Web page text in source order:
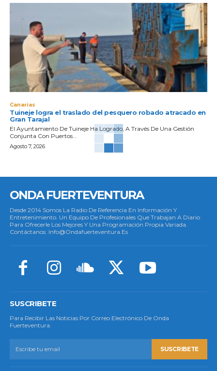
Canarias
Tuineje logra el traslado del pesquero robado atracado en
Gran Tarajal
El Ayuntamiento De Tuineje Ha Logrado, A Través De Una Gestión
Conjunta Con Puertos...
Agosto 7, 2026
ONDA FUERTEVENTURA
Desde 2014 Somos La Radio De Referencia En Información Y
Entretenimiento. Un Equipo De Profesionales Que Trabajan A Diario
Para Ofrecerle Los Mejores Y Una Programación Propia Variada.
Contáctanos: Info@ondafuerteventura.es
SUSCRIBETE
Para Recibir Las Noticias Por Correo Electrónico De Onda
Fuerteventura.
SUSCRIBETE